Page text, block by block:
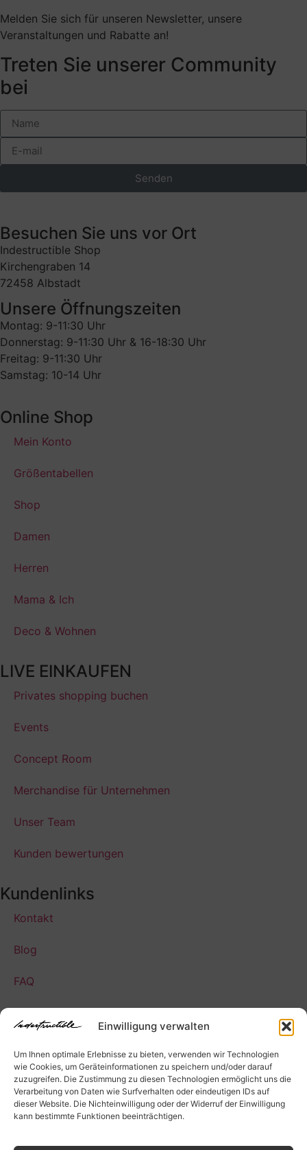
Einwilligung verwalten
Um Ihnen optimale Erlebnisse zu bieten, verwenden wir Technologien
wie Cookies, um Geräteinformationen zu speichern und/oder darauf
zuzugreifen. Die Zustimmung zu diesen Technologien ermöglicht uns die
Verarbeitung von Daten wie Surfverhalten oder eindeutigen IDs auf
dieser Website. Die Nichteinwilligung oder der Widerruf der Einwilligung
kann bestimmte Funktionen beeinträchtigen.
Melden Sie sich für unseren Newsletter, unsere
Veranstaltungen und Rabatte an!
Treten Sie unserer Community
bei
Senden
Besuchen Sie uns vor Ort
Indestructible Shop
Kirchengraben 14
72458 Albstadt
Unsere Öffnungszeiten
Montag: 9-11:30 Uhr
Donnerstag: 9-11:30 Uhr & 16-18:30 Uhr
Freitag: 9-11:30 Uhr
Samstag: 10-14 Uhr
Online Shop
Mein Konto
Größentabellen
Shop
Damen
Herren
Mama & Ich
Deco & Wohnen
LIVE EINKAUFEN
Privates shopping buchen
Events
Concept Room
Merchandise für Unternehmen
Unser Team
Kunden bewertungen
Kundenlinks
Kontakt
Blog
FAQ
Impressum
Sitemap